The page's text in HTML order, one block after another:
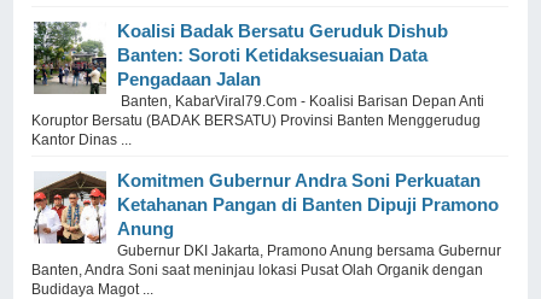
Koalisi Badak Bersatu Geruduk Dishub
Banten: Soroti Ketidaksesuaian Data
Pengadaan Jalan
Banten, KabarViral79.Com - Koalisi Barisan Depan Anti
Koruptor Bersatu (BADAK BERSATU) Provinsi Banten Menggerudug
Kantor Dinas ...
Komitmen Gubernur Andra Soni Perkuatan
Ketahanan Pangan di Banten Dipuji Pramono
Anung
Gubernur DKI Jakarta, Pramono Anung bersama Gubernur
Banten, Andra Soni saat meninjau lokasi Pusat Olah Organik dengan
Budidaya Magot ...